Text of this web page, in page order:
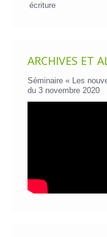
écriture
ARCHIVES ET
Séminaire « Les
du 3 novembre 2020